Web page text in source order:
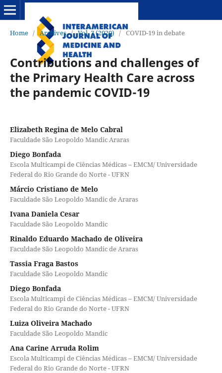
Home / Archives / Vol. 3 (2020) / COVID-19 in debate
Contributions and challenges of
the Primary Health Care across
the pandemic COVID-19
Elizabeth Regina de Melo Cabral
Faculdade São Leopoldo Mandic Araras
Diego Bonfada
Escola Multicampi de Ciências Médicas – EMCM/ Universidade
Federal do Rio Grande do Norte - UFRN
Márcio Cristiano de Melo
Faculdade São Leopoldo Mandic de Araras
Ivana Daniela Cesar
Faculdade São Leopoldo Mandic
Rinaldo Eduardo Machado de Oliveira
Faculdade São Leopoldo Mandic de Araras
Tassia Fraga Bastos
Faculdade São Leopoldo Mandic
Diego Bonfada
Escola Multicampi de Ciências Médicas – EMCM/ Universidade
Federal do Rio Grande do Norte - UFRN
Luiza Oliveira Machado
Faculdade São Leopoldo Mandic
Ana Carine Arruda Rolim
Escola Multicampi de Ciências Médicas – EMCM/ Universidade
Federal do Rio Grande do Norte - UFRN